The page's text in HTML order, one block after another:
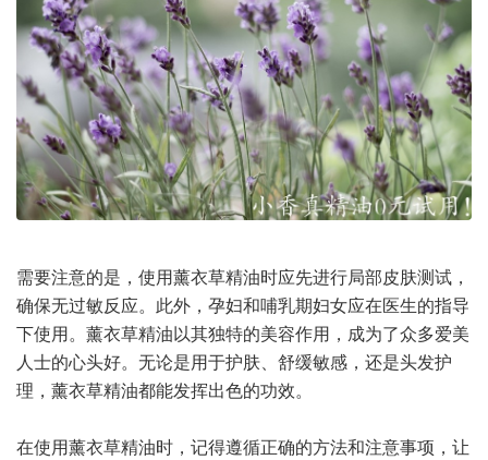
需要注意的是，使用薰衣草精油时应先进行局部皮肤测试，
确保无过敏反应。此外，孕妇和哺乳期妇女应在医生的指导
下使用。薰衣草精油以其独特的美容作用，成为了众多爱美
人士的心头好。无论是用于护肤、舒缓敏感，还是头发护
理，薰衣草精油都能发挥出色的功效。
在使用薰衣草精油时，记得遵循正确的方法和注意事项，让